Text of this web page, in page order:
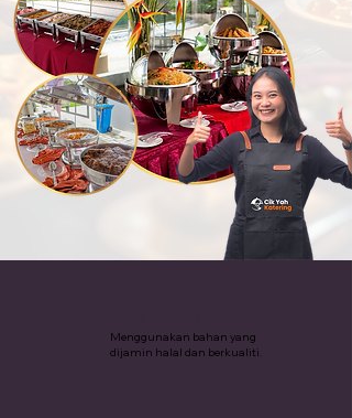
Menggunakan bahan yang
dijamin halal dan berkualiti.